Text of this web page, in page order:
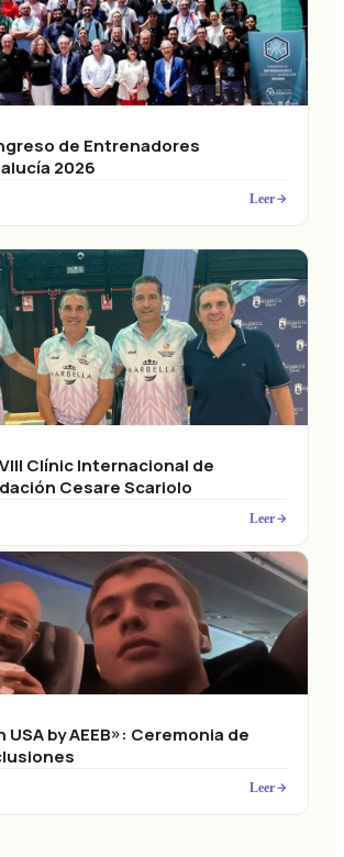
de Entrenadores
2026
Leer
Clínic Internacional de
Cesare Scariolo
Leer
by AEEB»: Ceremonia de
Leer